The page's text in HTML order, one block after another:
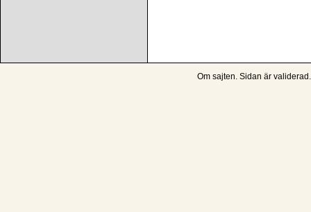
Om sajten. Sidan är validerad